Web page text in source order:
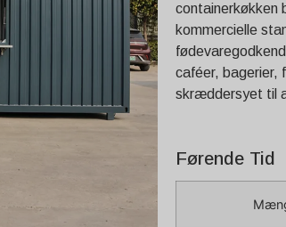
containerkøkken
kommercielle
caféer, bagerier,
skræddersyet til
Førende Tid